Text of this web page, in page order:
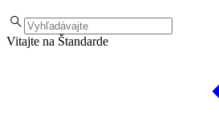
Vitajte na Štandarde